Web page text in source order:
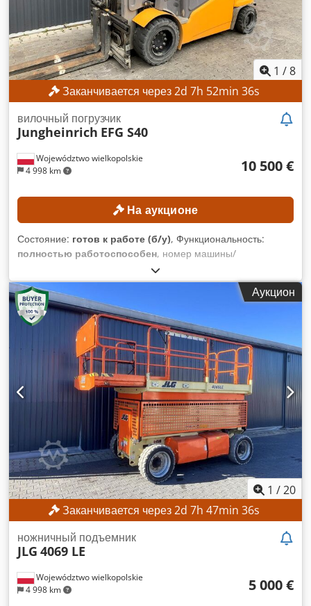
Емкость аккумулятора: 500 Ач Наработка: 17 268 ч
КОМПЛЕКТАЦИЯ Боковой сдвиг Аккумулятор Зарядное
устройство Внешний идентификатор: SL12191SP
1 /8
Заканчивается через2d 7h 52min 33s
Województwo wielkopolskie
4 998 km
вилочный погрузчик
Jungheinrich EFG S40
10 500 €
На аукционе
Состояние: готов к работе (б/у), Функциональность:
полностью работоспособен, номер машины/
FN552603
моточасы:1 398 h, высота подъема:3 540 мм, тип мачты:
дуплекс, строительная высота:
, Оборудование:
боковое смещение, Минимальная цена отсутствует –
гарантированная продажа по самой высокой цене!
ТЕХНИЧЕСКИЕ ХАРАКТЕРИСТИКИ Высота подъема: 3540
мм Djdpfx Anjzrlvfslewa Общая высота: 2520 мм
ХАРАКТЕРИСТИКИ МАШИНЫ Тип мачты: двухсекционная с
функцией свободного подъема Напряжение аккумулятора:
80 В Емкость аккумулятора: 930 Ач Год выпуска
аккумулятора: 2017 Гидравлические клапаны: 3-й/4-й
клапан Наработка: 1398 ч КОМПЛЕКТАЦИЯ Боковой сдвиг
Позиционер вил Зарядное устройство в комплекте Внешний
идентификатор: SL13606SP
Аукцион
1 /20
Заканчивается через2d 7h 47min 33s
Województwo wielkopolskie
4 998 km
ножничный подъемник
JLG 4069 LE
5 000 €